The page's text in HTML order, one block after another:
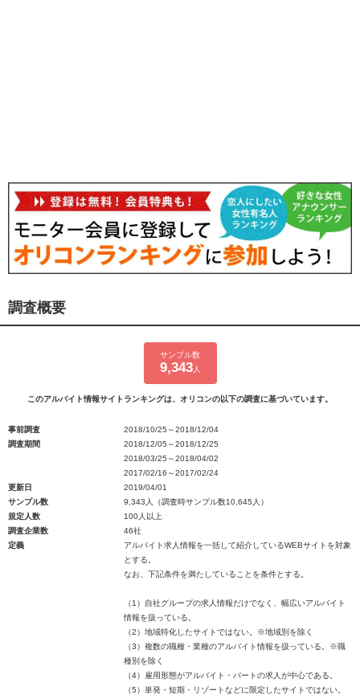
調査概要
サンプル数
9,343人
このアルバイト情報サイトランキングは、オリコンの以下の調査に基づいています。
事前調査
2018/10/25～2018/12/04
調査期間
2018/12/05～2018/12/25
2018/03/25～2018/04/02
2017/02/16～2017/02/24
更新日
2019/04/01
サンプル数
9,343人（調査時サンプル数10,645人）
規定人数
100人以上
調査企業数
46社
定義
アルバイト求人情報を一括して紹介しているWEBサイトを対象
とする。
なお、下記条件を満たしていることを条件とする。
（1）自社グループの求人情報だけでなく、幅広いアルバイト
情報を扱っている。
（2）地域特化したサイトではない。※地域別を除く
（3）複数の職種・業種のアルバイト情報を扱っている。※職
種別を除く
（4）雇用形態がアルバイト・パートの求人が中心である。
（5）単発・短期・リゾートなどに限定したサイトではない。